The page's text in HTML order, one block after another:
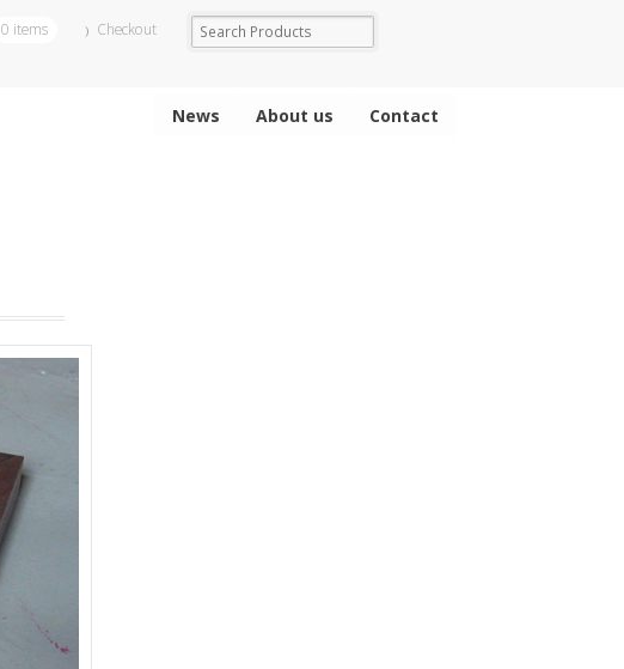
0 items Checkout
News About us Contact